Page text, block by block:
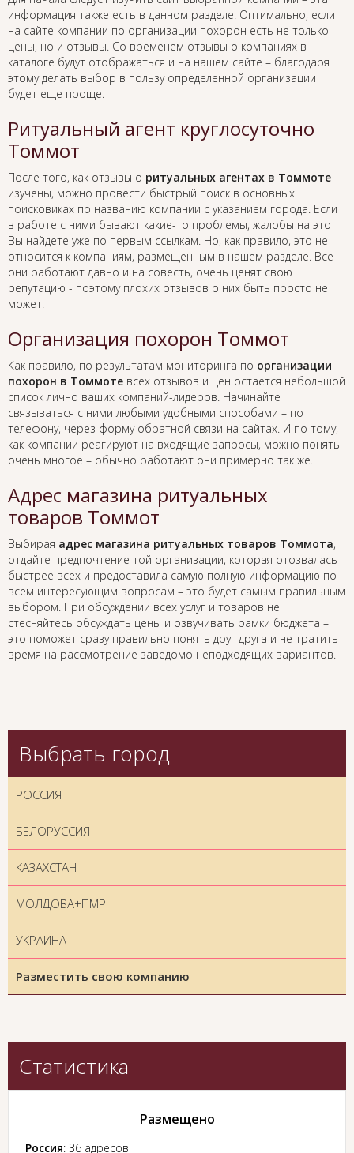
информация также есть в данном разделе. Оптимально, если
на сайте компании по организации похорон есть не только
цены, но и отзывы. Со временем отзывы о компаниях в
каталоге будут отображаться и на нашем сайте – благодаря
этому делать выбор в пользу определенной организации
будет еще проще.
Ритуальный агент круглосуточно
Томмот
После того, как отзывы о ритуальных агентах в Томмоте
изучены, можно провести быстрый поиск в основных
поисковиках по названию компании с указанием города. Если
в работе с ними бывают какие-то проблемы, жалобы на это
Вы найдете уже по первым ссылкам. Но, как правило, это не
относится к компаниям, размещенным в нашем разделе. Все
они работают давно и на совесть, очень ценят свою
репутацию - поэтому плохих отзывов о них быть просто не
может.
Организация похорон Томмот
Как правило, по результатам мониторинга по организации
похорон в Томмоте всех отзывов и цен остается небольшой
список лично ваших компаний-лидеров. Начинайте
связываться с ними любыми удобными способами – по
телефону, через форму обратной связи на сайтах. И по тому,
как компании реагируют на входящие запросы, можно понять
очень многое – обычно работают они примерно так же.
Адрес магазина ритуальных
товаров Томмот
Выбирая адрес магазина ритуальных товаров Томмота,
отдайте предпочтение той организации, которая отозвалась
быстрее всех и предоставила самую полную информацию по
всем интересующим вопросам – это будет самым правильным
выбором. При обсуждении всех услуг и товаров не
стесняйтесь обсуждать цены и озвучивать рамки бюджета –
это поможет сразу правильно понять друг друга и не тратить
время на рассмотрение заведомо неподходящих вариантов.
Выбрать город
РОССИЯ
БЕЛОРУССИЯ
КАЗАХСТАН
МОЛДОВА+ПМР
УКРАИНА
Разместить свою компанию
Статистика
Размещено
Россия: 36 адресов